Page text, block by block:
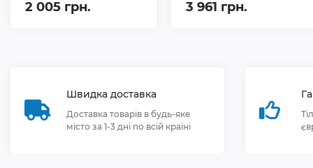
2 005 грн. 3 961 грн.
Швидка доставка
Доставка товарів в будь-яке
місто за 1-3 дні по всій країні